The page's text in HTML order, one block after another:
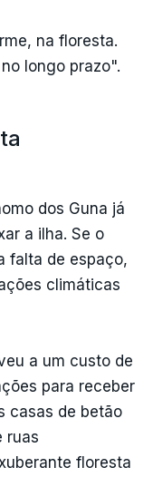
na floresta.
longo prazo".
dos Guna já
a ilha. Se o
falta de espaço,
climáticas
a um custo de
para receber
casas de betão
ruas
floresta